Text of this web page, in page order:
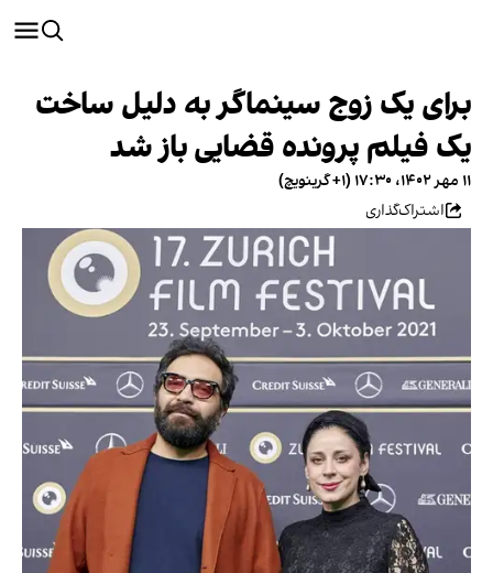
برای یک زوج سینماگر به دلیل ساخت
یک فیلم پرونده قضایی باز شد
۱۱ مهر ۱۴۰۲، ۱۷:۳۰ (‎+۱ گرینویچ)
اشتراک‌گذاری